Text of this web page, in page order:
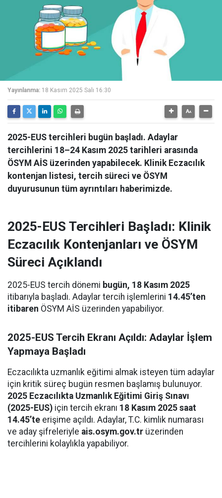
Yayınlanma: 18 Kasım 2025 Salı 16:30
2025-EUS tercihleri bugün başladı. Adaylar
tercihlerini 18–24 Kasım 2025 tarihleri arasında
ÖSYM AİS üzerinden yapabilecek. Klinik Eczacılık
kontenjan listesi, tercih süreci ve ÖSYM
duyurusunun tüm ayrıntıları haberimizde.
2025-EUS Tercihleri Başladı: Klinik
Eczacılık Kontenjanları ve ÖSYM
Süreci Açıklandı
2025-EUS tercih dönemi bugün, 18 Kasım 2025
itibarıyla başladı. Adaylar tercih işlemlerini 14.45’ten
itibaren ÖSYM AİS üzerinden yapabiliyor.
2025-EUS Tercih Ekranı Açıldı: Adaylar İşlem
Yapmaya Başladı
Eczacılıkta uzmanlık eğitimi almak isteyen tüm adaylar
için kritik süreç bugün resmen başlamış bulunuyor.
2025 Eczacılıkta Uzmanlık Eğitimi Giriş Sınavı
(2025-EUS) için tercih ekranı 18 Kasım 2025 saat
14.45’te erişime açıldı. Adaylar, T.C. kimlik numarası
ve aday şifreleriyle ais.osym.gov.tr üzerinden
tercihlerini kolaylıkla yapabiliyor.